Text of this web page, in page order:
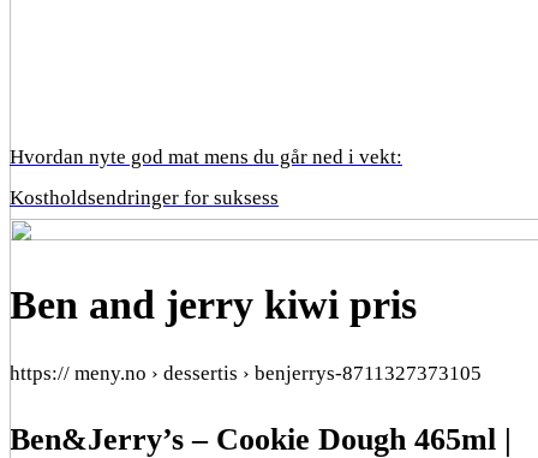
Hvordan nyte god mat mens du går ned i vekt:
Kostholdsendringer for suksess
Ben and jerry kiwi pris
https:// meny.no › dessertis › benjerrys-8711327373105
Ben&Jerry’s – Cookie Dough 465ml |